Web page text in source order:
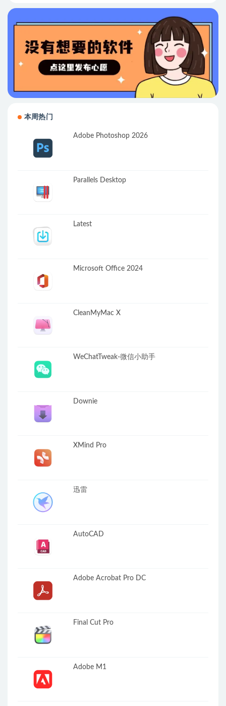
本周热门
Adobe Photoshop 2026
Parallels Desktop
Latest
Microsoft Office 2024
CleanMyMac X
WeChatTweak-微信小助手
Downie
XMind Pro
迅雷
AutoCAD
Adobe Acrobat Pro DC
Final Cut Pro
Adobe M1